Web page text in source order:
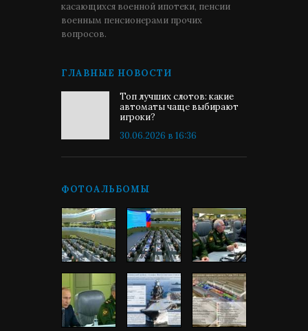
касающихся военной ипотеки, пенсии
военным пенсионерами прочих
вопросов.
ГЛАВНЫЕ НОВОСТИ
Топ лучших слотов: какие
автоматы чаще выбирают
игроки?
30.06.2026 в 16:36
ФОТОАЛЬБОМЫ